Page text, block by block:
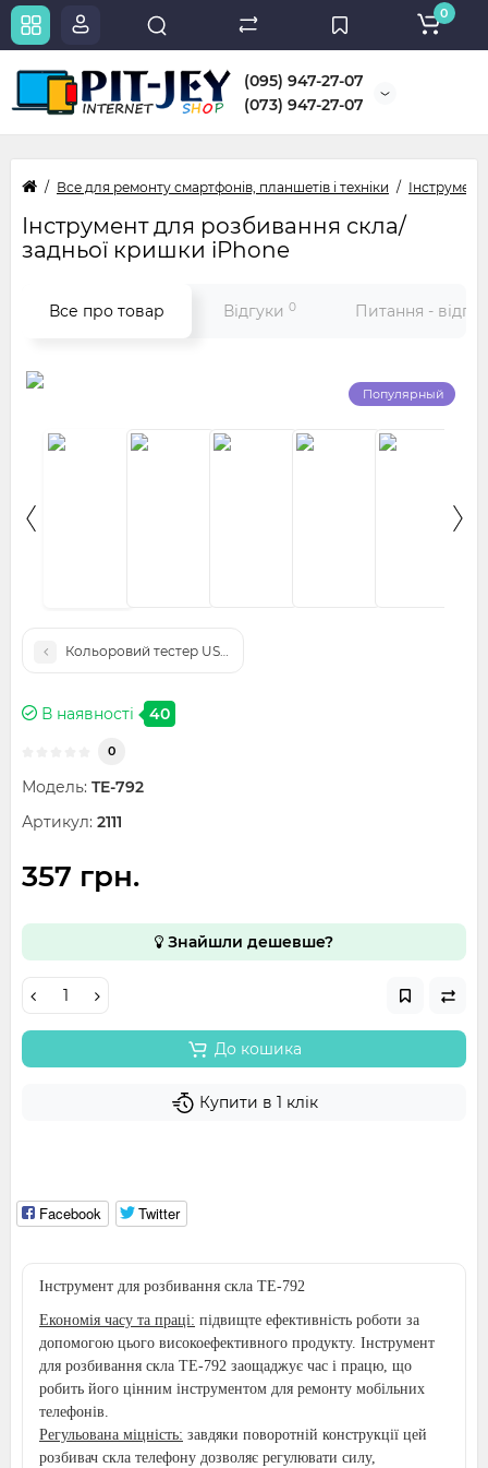
(095) 947-27-07
(073) 947-27-07
0
Все для ремонту смартфонів, планшетів і техніки
Інструмент для розбивання скла/
задньої кришки iPhone
Все про товар Відгуки 0 Питання -
Популярный
В наявності 40
0
Модель: TE-792
Артикул: 2111
357 грн.
Знайшли дешевше?
До кошика
Купити в 1 клік
Facebook Twitter
Інструмент для розбивання скла TE-792
Економія часу та праці: підвищте ефективність роботи за
допомогою цього високоефективного продукту. Інструмент
для розбивання скла TE-792 заощаджує час і працю, що
робить його цінним інструментом для ремонту мобільних
телефонів.
Регульована міцність: завдяки поворотній конструкції цей
розбивач скла телефону дозволяє регулювати силу,